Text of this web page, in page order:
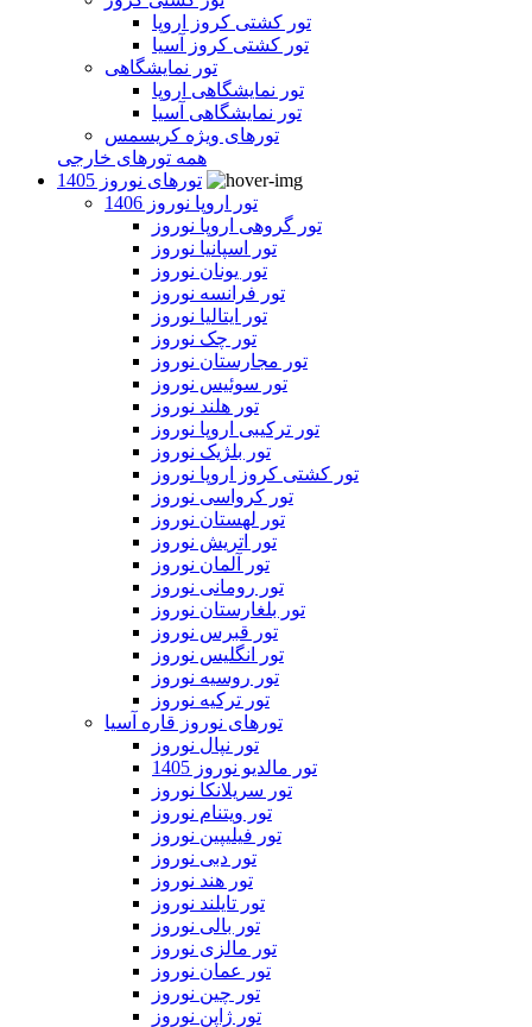
تور کشتی کروز اروپا
تور کشتی کروز آسیا
تور نمایشگاهی
تور نمایشگاهی اروپا
تور نمایشگاهی آسیا
تورهای ویژه کریسمس
همه تورهای خارجی
تورهای نوروز 1405
تور اروپا نوروز 1406
تور گروهی اروپا نوروز
تور اسپانیا نوروز
تور یونان نوروز
تور فرانسه نوروز
تور ایتالیا نوروز
تور چک نوروز
تور مجارستان نوروز
تور سوئیس نوروز
تور هلند نوروز
تور ترکیبی اروپا نوروز
تور بلژیک نوروز
تور کشتی کروز اروپا نوروز
تور کرواسی نوروز
تور لهستان نوروز
تور اتریش نوروز
تور آلمان نوروز
تور رومانی نوروز
تور بلغارستان نوروز
تور قبرس نوروز
تور انگلیس نوروز
تور روسیه نوروز
تور ترکیه نوروز
تورهای نوروز قاره آسیا
تور نپال نوروز
تور مالدیو نوروز 1405
تور سریلانکا نوروز
تور ویتنام نوروز
تور فیلیپین نوروز
تور دبی نوروز
تور هند نوروز
تور تایلند نوروز
تور بالی نوروز
تور مالزی نوروز
تور عمان نوروز
تور چین نوروز
تور ژاپن نوروز